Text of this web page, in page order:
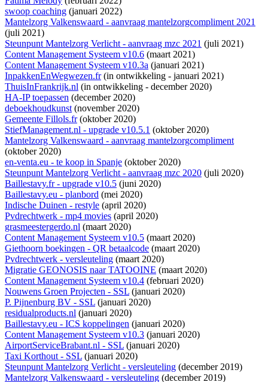
swoop coaching (januari 2022)
Mantelzorg Valkenswaard - aanvraag mantelzorgcompliment 2021
(juli 2021)
Steunpunt Mantelzorg Verlicht - aanvraag mzc 2021 (juli 2021)
Content Management Systeem v10.6 (maart 2021)
Content Management Systeem v10.3a (januari 2021)
InpakkenEnWegwezen.fr(in ontwikkeling - januari 2021)
ThuisInFrankrijk.nl (in ontwikkeling - december 2020)
HA-IP toepassen (december 2020)
deboekhoudkunst(november 2020)
Gemeente Fillols.fr(oktober 2020)
StiefManagement.nl - upgrade v10.5.1 (oktober 2020)
Mantelzorg Valkenswaard - aanvraag mantelzorgcompliment
(oktober 2020)
en-venta.eu - te koop in Spanje (oktober 2020)
Steunpunt Mantelzorg Verlicht - aanvraag mzc 2020 (juli 2020)
Baillestavy.fr - upgrade v10.5 (juni 2020)
Baillestavy.eu - planbord (mei 2020)
Indische Duinen - restyle (april 2020)
Pvdrechtwerk - mp4 movies (april 2020)
grasmeestergerdo.nl (maart 2020)
Content Management Systeem v10.5 (maart 2020)
Giethoorn boekingen - QR betaalcode (maart 2020)
Pvdrechtwerk - versleuteling (maart 2020)
Migratie GEONOSIS naar TATOOINE (maart 2020)
Content Management Systeem v10.4 (februari 2020)
Nouwens Groen Projecten - SSL (januari 2020)
P. Pijnenburg BV - SSL (januari 2020)
residualproducts.nl (januari 2020)
Baillestavy.eu - ICS koppelingen (januari 2020)
Content Management Systeem v10.3 (januari 2020)
AirportServiceBrabant.nl - SSL (januari 2020)
Taxi Korthout - SSL (januari 2020)
Steunpunt Mantelzorg Verlicht - versleuteling (december 2019)
Mantelzorg Valkenswaard - versleuteling (december 2019)